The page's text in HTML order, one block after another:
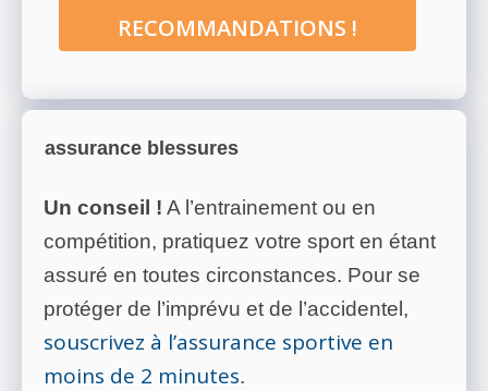
RECOMMANDATIONS !
assurance blessures
Un conseil ! A l’entrainement ou en
compétition, pratiquez votre sport en étant
assuré en toutes circonstances. Pour se
protéger de l’imprévu et de l’accidentel,
souscrivez à l’assurance sportive en
moins de 2 minutes.